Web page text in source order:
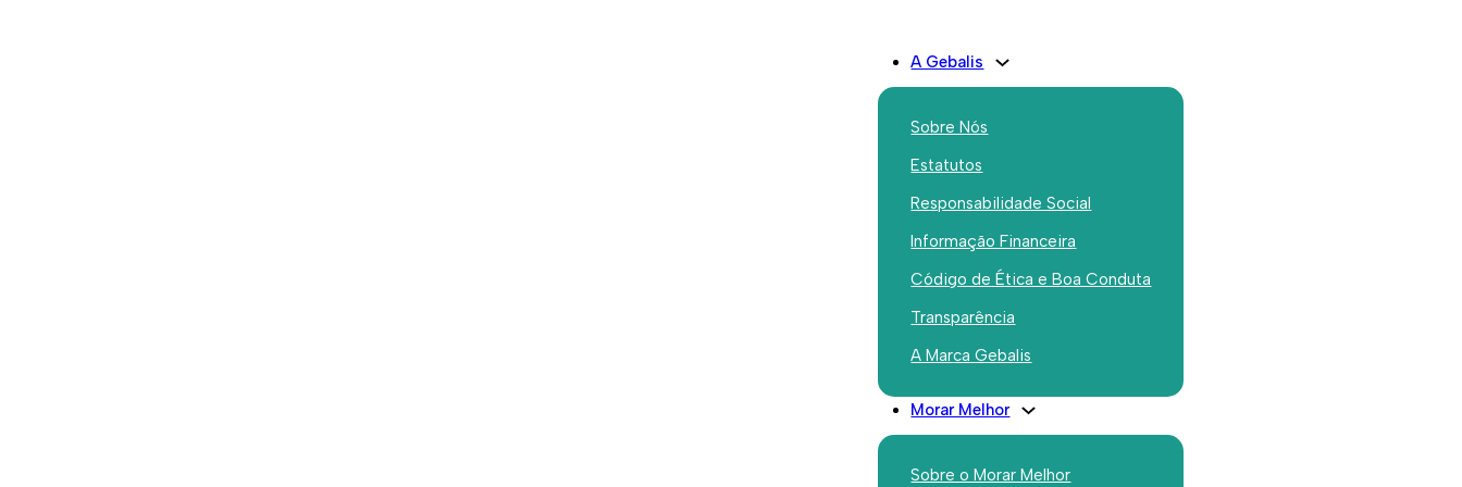
A Gebalis
Sobre Nós
Estatutos
Responsabilidade Social
Informação Financeira
Código de Ética e Boa Conduta
Transparência
A Marca Gebalis
Morar Melhor
Sobre o Morar Melhor
Campo de férias da NOVA
Medical School com 20
bolsas para famílias de
bairros municipais